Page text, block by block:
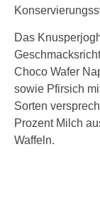
Das
Choco Wafer
sowie Pfirsich
Sorten
Prozent Milch
Waffeln.